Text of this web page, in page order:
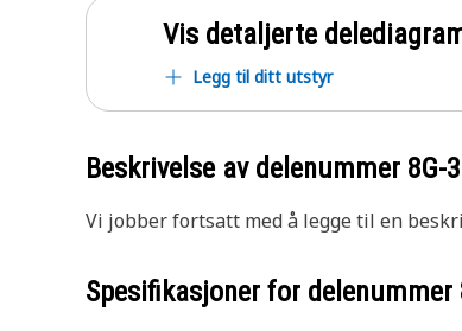
Vis detaljerte
Legg til ditt utstyr
Beskrivelse av delenummer 8G-
Vi jobber fortsatt med å legge til en
Spesifikasjoner for delenummer